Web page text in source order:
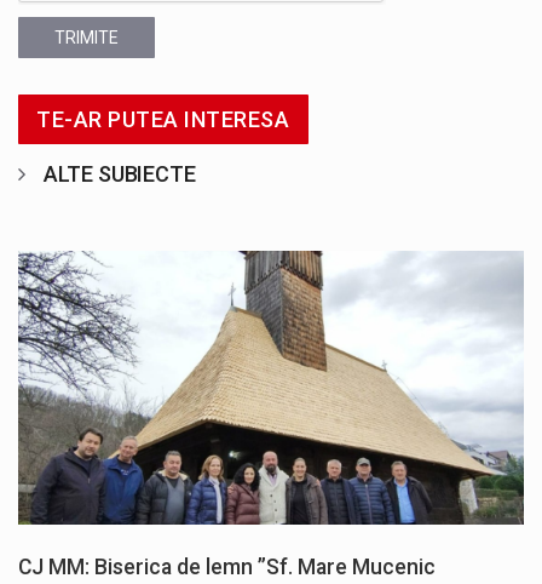
TRIMITE
TE-AR PUTEA INTERESA
ALTE SUBIECTE
CJ MM: Biserica de lemn ”Sf. Mare Mucenic